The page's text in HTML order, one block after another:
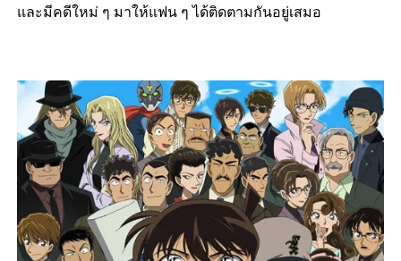
และมีคดีใหม่ ๆ มาให้แฟน ๆ ได้ติดตามกันอยู่เสมอ